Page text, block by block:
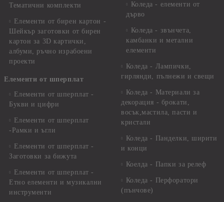
Тематични комплекти
Елементи от бирен картон -
Шейкър заготовки от бирен
картон за 3D картички,
албуми, ръчно израбоени
проекти
Елементи от шперплат
Елементи от шперплат -
Букви и цифри
Елементи от шперплат
-Рамки и ъгли
Елементи от шперплат -
Заготовки за бижута
Елементи от шперплат -
Етно елементи и музикални
инструменти
Коледа - елементи от
дърво
Коледа - звънчета,
камбанки и метални
елементи
Коледа - Лампички,
гирлянди, пълнежи и свещи
Коледа - Материали за
декорация - брокати,
восък,мастила, пасти и
кристали
Коледа - Панделки, ширити
и конци
Коелда - Папки за релеф
Коледа - Перфоратори
(пънчове)